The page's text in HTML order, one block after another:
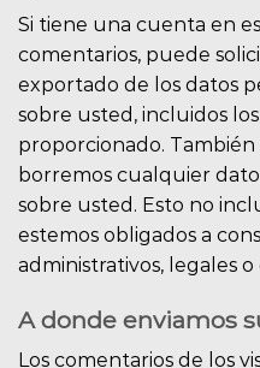
Si tiene una cuenta en
comentarios, puede
exportado de los datos
sobre usted, incluidos
proporcionado.
borremos cualquier
sobre usted. Esto no
estemos obligados a
administrativos, legales
A donde enviamos
Los comentarios de los